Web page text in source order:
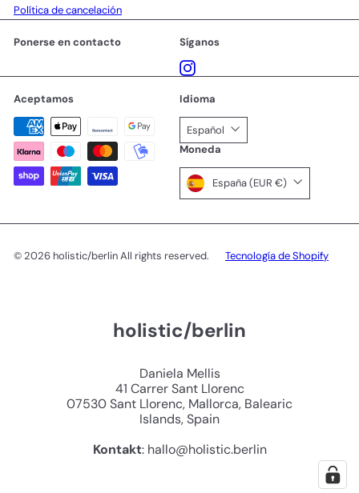
Política de cancelación
Ponerse en contacto
Síganos
Instagram
Aceptamos Idioma
Español
Moneda
España (EUR €)
© 2026 holistic/berlin All rights reserved. Tecnología de Shopify
holistic/berlin
Daniela Mellis
41 Carrer Sant Llorenc
07530 Sant Llorenc, Mallorca, Balearic
Islands, Spain
Kontakt: hallo@holistic.berlin